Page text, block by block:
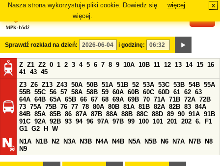
Nasza strona wykorzystuje pliki cookie. Dowiedz się
więcej.
więcej x
Sprawdź rozkład na dzień: i godzinę:
Z Z1 Z2 0 1 2 3 4 5 6 7 8 9 10A 10B 11 12 13 14 15 16
41 43 45
Z3 Z6 Z13 Z43 50A 50B 51A 51B 52 53A 53C 53B 54B 55A
55B 55C 56 57 58A 58B 59 60A 60B 60C 60D 61 62 63
64A 64B 65A 65B 66 67 68 69A 69B 70 71A 71B 72A 72B
73 75A 75B 76 77 78 80A 80B 81A 81B 82A 82B 83 84A
84B 85A 85B 86 87A 87B 88A 88B 88C 88D 89 90 91A 91B
91C 92A 92B 93 94 96 97A 97B 99 100 101 201 202 6.
F1
G1 G2 H
W
N1A
N1B N2 N3A N3B N4A N4B N5A N5B N6 N7A N7B
N8
N9